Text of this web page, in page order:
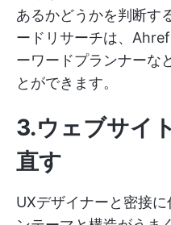
あるかどうかを判断す
ードリサーチは、
ーワードプランナーな
とができます。
3.ウェブサイ
直す
UXデザイナーと密接